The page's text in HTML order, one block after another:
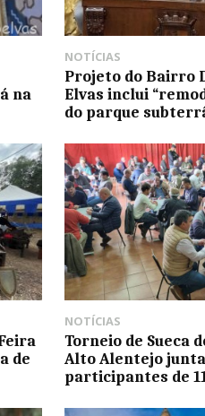
na
NOTÍCIAS
Projeto do Bairro
Elvas inclui
do parque
de
NOTÍCIAS
Torneio de Sueca
Alto Alentejo junta
participantes de